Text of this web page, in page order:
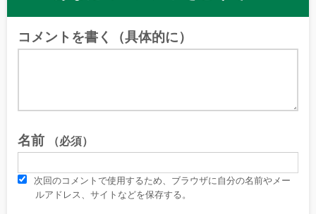
コメントを書く（具体的に）
名前 （必須）
次回のコメントで使用するため、ブラウザに自分の名前やメー
ルアドレス、サイトなどを保存する。